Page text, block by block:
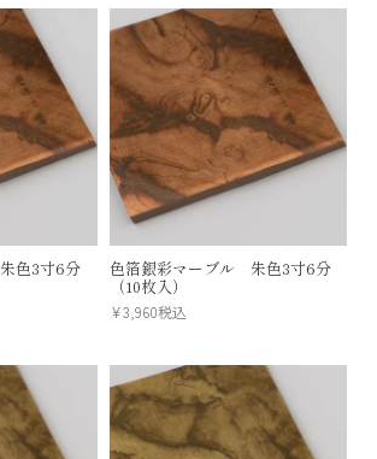
色3寸6分 色箔銀彩マーブル 朱色3寸6分
（10枚入）
¥3,960税込